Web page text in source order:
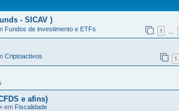
- SICAV )
Fundos de investimento e ETFs 1
Criptoactivos 1
e afins)
em Fiscalidade